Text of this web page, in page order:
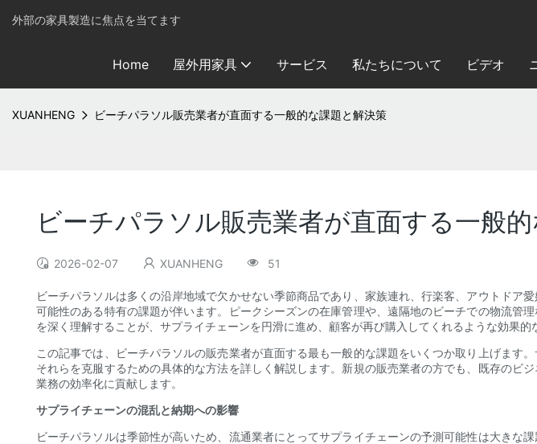
外部の家具製造に焦点を当てます
Home 屋外用家具 サービス 私たちについて ビデオ
XUANHENG ビーチパラソル販売業者が直面する一般的な課題と解決策
ビーチパラソル販売業者が直面する一般
2026-02-07 XUANHENG 51
ビーチパラソルは多くの沿岸地域で欠かせない季節商品であり、家族連れ、行楽客、アウトド
可能性のある特有の課題が伴います。ピークシーズンの在庫管理や、遠隔地のビーチでの物流管
を深く理解することが、サプライチェーンを円滑に進め、顧客が再び購入してくれるような効果的
この記事では、ビーチパラソルの販売業者が直面する最も一般的な課題をいくつか取り上げます
それらを克服するための具体的な方法を詳しく解説します。新規の販売業者の方でも、既存のビ
業務の効率化に貢献します。
サプライチェーンの混乱と納期への影響
ビーチパラソルは季節性が高いため、流通業者にとってサプライチェーンの予測可能性は大き